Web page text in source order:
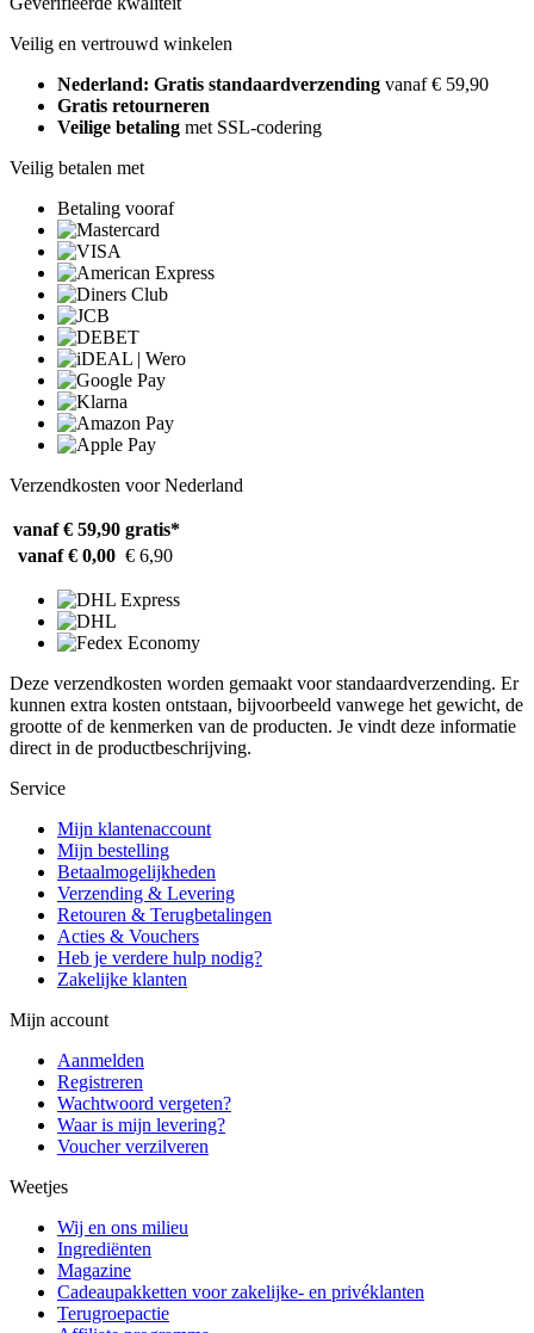
Veilig en vertrouwd winkelen
Nederland: Gratis standaardverzending vanaf € 59,90
Gratis retourneren
Veilige betaling met SSL-codering
Veilig betalen met
Betaling vooraf
Verzendkosten voor Nederland
vanaf € 59,90 gratis*
vanaf € 0,00 € 6,90
Deze verzendkosten worden gemaakt voor standaardverzending. Er
kunnen extra kosten ontstaan, bijvoorbeeld vanwege het gewicht, de
grootte of de kenmerken van de producten. Je vindt deze informatie
direct in de productbeschrijving.
Service
Mijn klantenaccount
Mijn bestelling
Betaalmogelijkheden
Verzending & Levering
Retouren & Terugbetalingen
Acties & Vouchers
Heb je verdere hulp nodig?
Zakelijke klanten
Mijn account
Aanmelden
Registreren
Wachtwoord vergeten?
Waar is mijn levering?
Voucher verzilveren
Weetjes
Wij en ons milieu
Ingrediënten
Magazine
Cadeaupakketten voor zakelijke- en privéklanten
Terugroepactie